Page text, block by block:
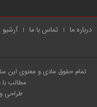
درباره ما تماس با ما آرشیو
تمام حقوق مادی و معنوی این
مطالب با
طراحی